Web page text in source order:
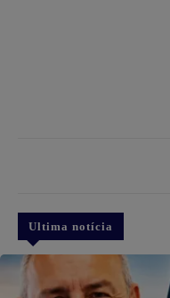
Ultima notícia